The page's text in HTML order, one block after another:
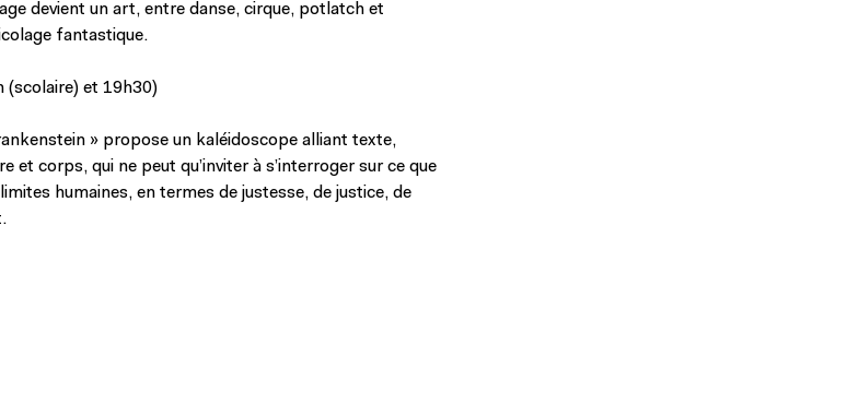
devient un art, entre danse, cirque, potlatch et
fantastique.
(scolaire) et 19h30)
» propose un kaléidoscope alliant texte,
et corps, qui ne peut qu’inviter à s’interroger sur ce que
humaines, en termes de justesse, de justice, de